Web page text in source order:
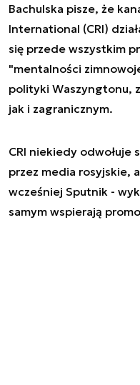
Bachulska pisze, że
International (CRI)
się przede wszystkim
"mentalności
polityki Waszyngtonu,
jak i zagranicznym.
CRI niekiedy
przez media rosyjskie,
wcześniej Sputnik -
samym wspierają